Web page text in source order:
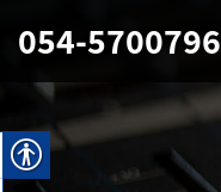
054-5700796